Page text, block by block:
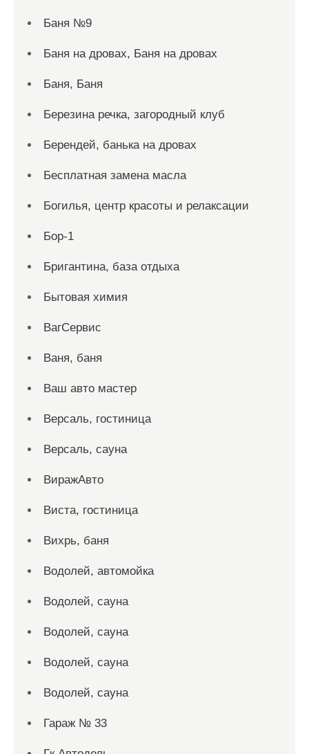
Баня №9
Баня на дровах, Баня на дровах
Баня, Баня
Березина речка, загородный клуб
Берендей, банька на дровах
Бесплатная замена масла
Богилья, центр красоты и релаксации
Бор-1
Бригантина, база отдыха
Бытовая химия
ВагСервис
Ваня, баня
Ваш авто мастер
Версаль, гостиница
Версаль, сауна
ВиражАвто
Виста, гостиница
Вихрь, баня
Водолей, автомойка
Водолей, сауна
Водолей, сауна
Водолей, сауна
Водолей, сауна
Гараж № 33